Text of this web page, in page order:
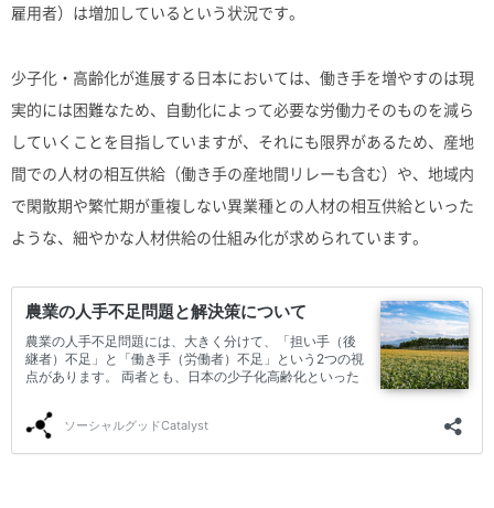
雇用者）は増加しているという状況です。
少子化・高齢化が進展する日本においては、働き手を増やすのは現
実的には困難なため、自動化によって必要な労働力そのものを減ら
していくことを目指していますが、それにも限界があるため、産地
間での人材の相互供給（働き手の産地間リレーも含む）や、地域内
で閑散期や繁忙期が重複しない異業種との人材の相互供給といった
ような、細やかな人材供給の仕組み化が求められています。